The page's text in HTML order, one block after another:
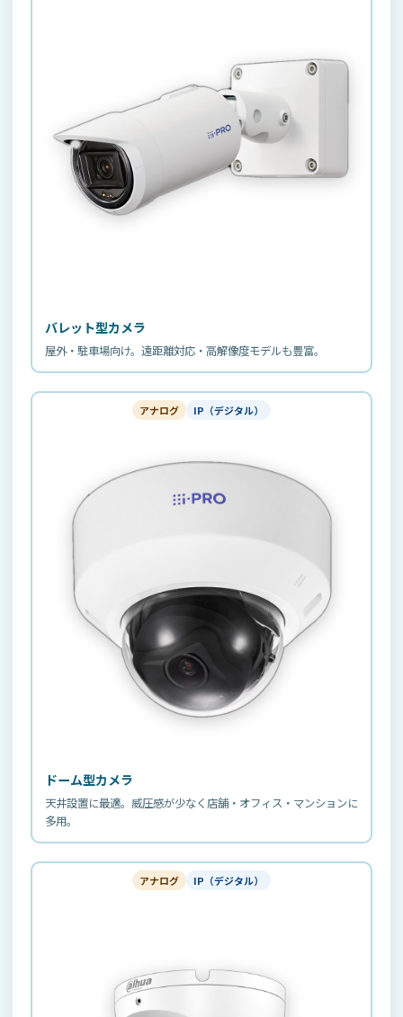
バレット型カメラ
屋外・駐車場向け。遠距離対応・高解像度モデルも豊富。
アナログ IP（デジタル）
ドーム型カメラ
天井設置に最適。威圧感が少なく店舗・オフィス・マンションに
多用。
アナログ IP（デジタル）